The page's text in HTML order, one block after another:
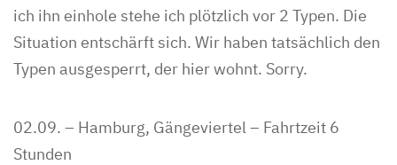
ich ihn einhole stehe ich plötzlich vor 2 Typen. Die
Situation entschärft sich. Wir haben tatsächlich den
Typen ausgesperrt, der hier wohnt. Sorry.
02.09. – Hamburg, Gängeviertel – Fahrtzeit 6
Stunden